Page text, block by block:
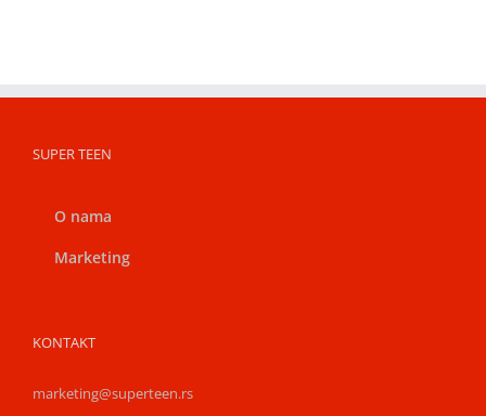
SUPER TEEN
O nama
Marketing
KONTAKT
marketing@superteen.rs